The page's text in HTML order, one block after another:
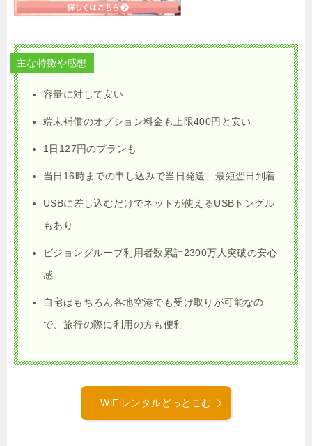
主な特徴や感想
容量に対して安い
端末補償のオプション料金も上限400円と安い
1日127円のプランも
当日16時までの申し込みで当日発送、最短翌日到着
USBに差し込むだけでネットが使えるUSBトングル
もあり
ビジョングループ利用者数累計2300万人突破の安心
感
自宅はもちろん各地空港でも受け取りが可能なの
で、旅行の際に利用の方も便利
WiFiレンタルどっとこむ